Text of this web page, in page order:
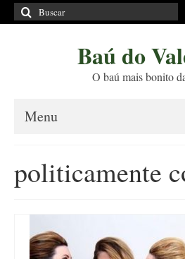
Buscar
por:
Baú do
O baú mais bonito
Menu
Princípios Editoriais
Políticas e Termos
Livros
politicamente